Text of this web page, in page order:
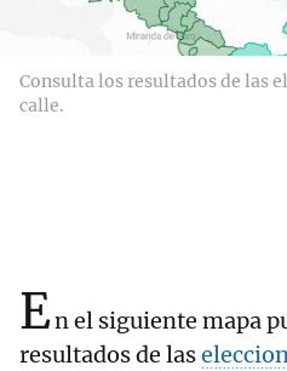
Consulta los resultados de las
calle.
En el siguiente mapa
resultados de las